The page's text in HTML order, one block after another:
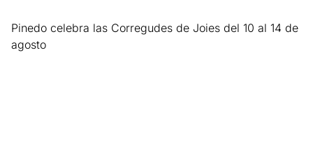
Pinedo celebra las Corregudes de Joies del 10 al 14 de
agosto